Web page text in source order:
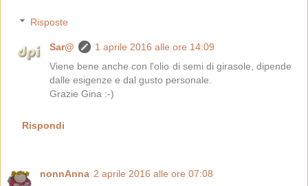
Risposte
Sar@
1 aprile 2016 alle ore 14:09
Viene bene anche con l'olio di semi di girasole, dipende
dalle esigenze e dal gusto personale.
Grazie Gina :-)
Rispondi
nonnAnna 2 aprile 2016 alle ore 07:08